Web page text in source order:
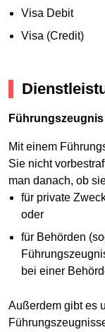
Visa Debit
Visa (Credit)
Mit einem
Sie nicht
man danach, ob
für private
oder
für Behörden
bei einer
Außerdem gibt es